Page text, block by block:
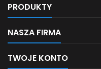
PRODUKTY
NASZA FIRMA
TWOJE KONTO